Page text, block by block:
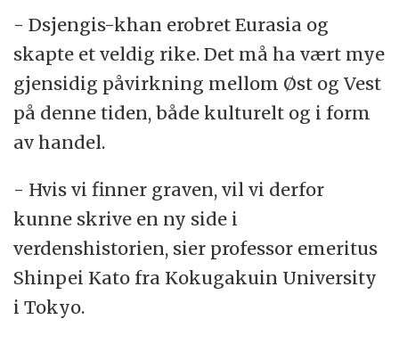
som betyr universell hersker.
Han innledet utstrakte erobringskriger, og
Beijing falt 1215. I 1219 angrep han Turkestan
og erobret og plyndret de gamle
kultursentrene Bukhara og Samarkand.
Deretter herjet han i Iran og det nordvestlige
India. I 1222 trengte mongolene gjennom
Kaukasus og inn i Russland. Dsjengis-khan
døde under felttoget ved den endelige
erobring av tangut-riket i det nordvestlige
- Dsjengis-khan erobret Eurasia og
skapte et veldig rike. Det må ha vært mye
gjensidig påvirkning mellom Øst og Vest
på denne tiden, både kulturelt og i form
av handel.
- Hvis vi finner graven, vil vi derfor
kunne skrive en ny side i
verdenshistorien, sier professor emeritus
Shinpei Kato fra Kokugakuin University
i Tokyo.